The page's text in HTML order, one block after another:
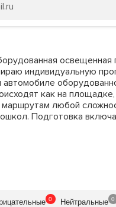
индивидуальную
как на
любой
Подготовка
ельные 0 Нейтральные 0